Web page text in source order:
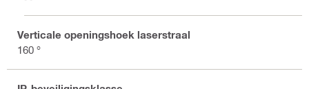
Verticale openingshoek laserstraal
160 °